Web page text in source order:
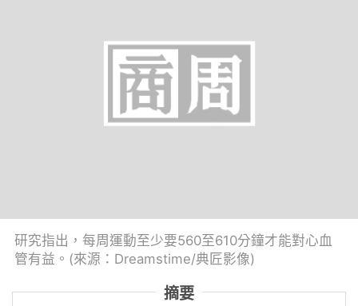
研究指出，每周運動至少要560至610分鐘才能對心血
管有益。(來源：Dreamstime/典匠影像)
摘要